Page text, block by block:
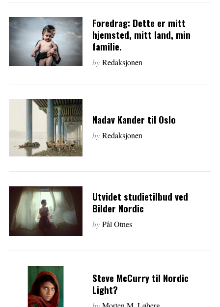
Foredrag: Dette er mitt
hjemsted, mitt land, min
familie.
by Redaksjonen
Nadav Kander til Oslo
by Redaksjonen
Utvidet studietilbud ved
Bilder Nordic
by Pål Otnes
Steve McCurry til Nordic
Light?